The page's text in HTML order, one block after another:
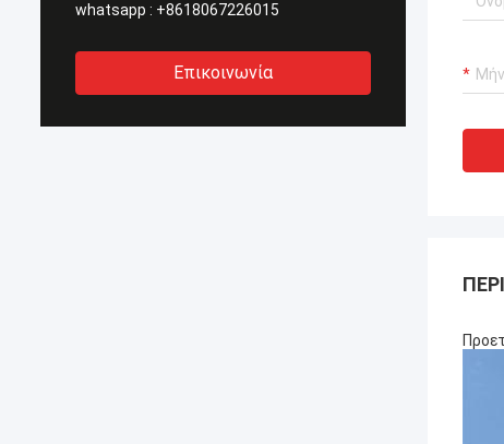
whatsapp : +8618067226015
Επικοινωνία